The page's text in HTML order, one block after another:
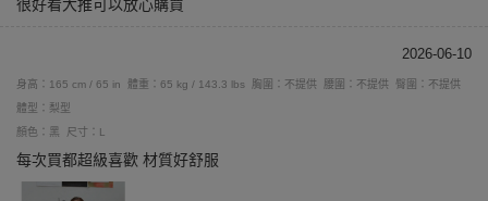
很好看大推可以放心購買
2026-06-10
身高：165 cm / 65 in 體重：65 kg / 143.3 lbs 胸圍：不提供 腰圍：不提供
臀圍：不提供
體型：梨型
顏色：黑
尺寸：L
每次買都超級喜歡 材質好舒服